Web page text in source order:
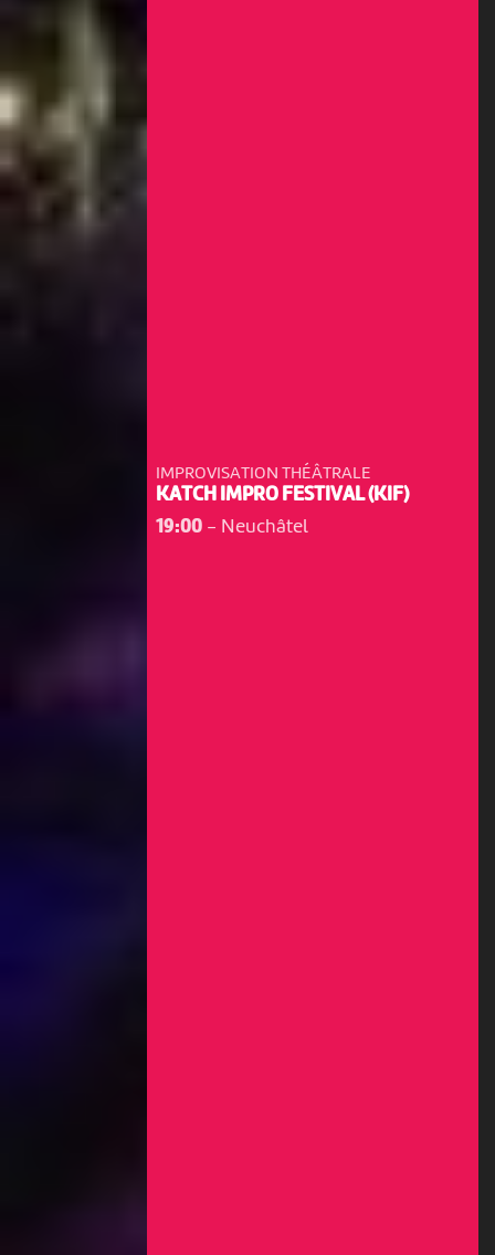
IMPROVISATION THÉÂTRALE
KATCH IMPRO FESTIVAL (KIF)
19:00- Neuchâtel